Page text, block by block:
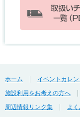
ホーム イベントカレン
施設利用をお考えの方へ
周辺情報リンク集
よ